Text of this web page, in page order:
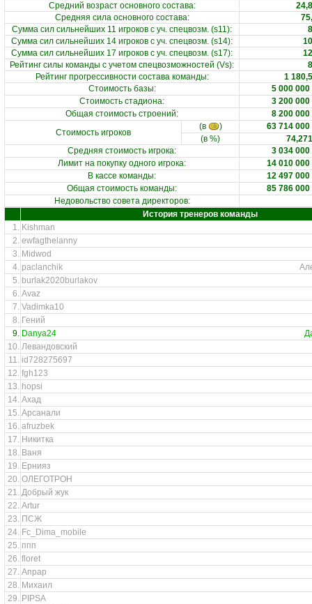
Средний возраст основного состава:
Средняя сила основного состава:
Сумма сил сильнейших 11 игроков с уч. спецвозм. (s11):
Сумма сил сильнейших 14 игроков с уч. спецвозм. (s14):
Сумма сил сильнейших 17 игроков с уч. спецвозм. (s17):
Рейтинг силы команды с учетом спецвозможностей (Vs):
Рейтинг прогрессивности состава команды:
1
Стоимость базы:
5 000 000
Стоимость стадиона:
3 200 000
Общая стоимость строений:
8 200 000
Стоимость игроков
(в )
63 714 000
(в %)
74,271
Средняя стоимость игрока:
3 034 000
Лимит на покупку одного игрока:
14 010 000
В кассе команды:
12 497 000
Общая стоимость команды:
85 786 000
Недовольство совета директоров:
История тренеров команды
1. Kishman
2. ewfagthelanny
3. Midwod
4. paclanchik
5. burlak2020burlakov
6. Avaz
7. Vadimka10
8. Гений
9. Danya24
10. Левандовский
11. id728275697
12. fgh123
13. hopsi
14. Ахад
15. Арсанали
16. afruzbek
17. Никитка
18. Ваня
19. Ернияз
20. ОЛЕГОТРОН
21. Добрый жук
22. Artur
23. ПСЖ
24. Fc_Dima_mobile
25. ппп
26. floret
27. Апрар
28. Михаил
29. PIPSA